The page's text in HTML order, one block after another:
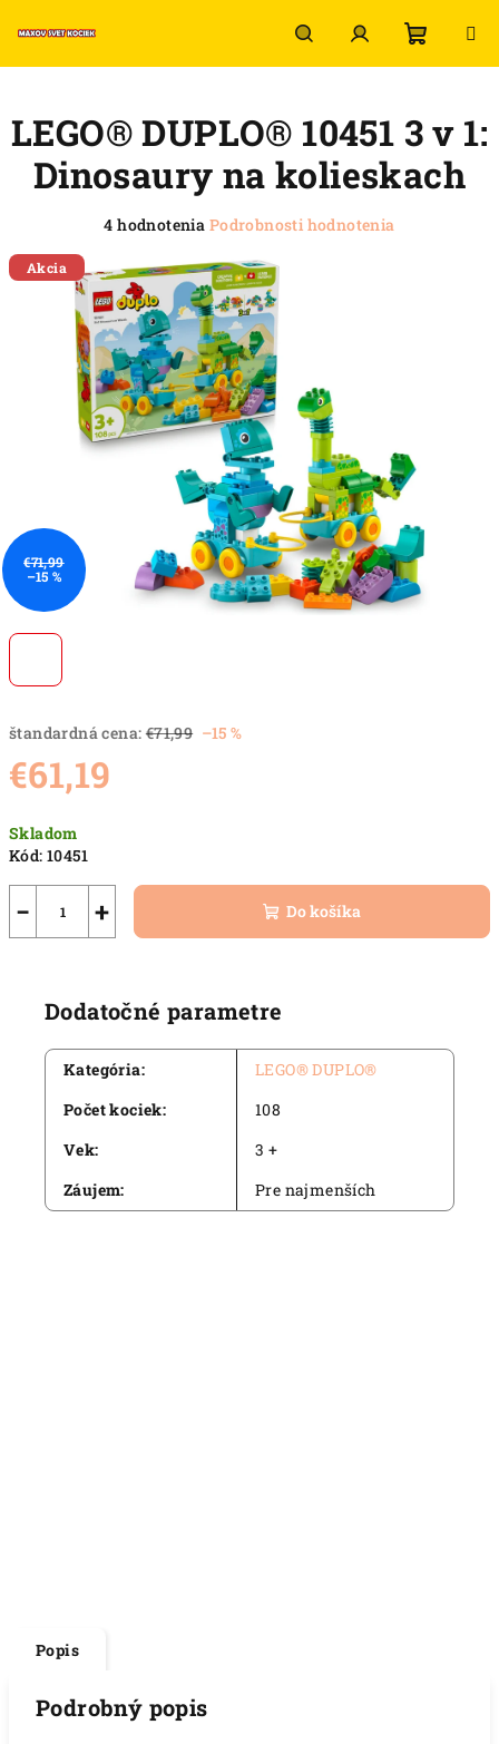
na
HľadaťPrihlásenie
košík
štandardná cena: €71,99 –15 %
€61,19
cena:
Skladom
Kód: 10451
+
− Do košíka
LEGO® DUPLO® 10451 3 v 1:
Dinosaury na kolieskach
Priemerné
produktu
je
5,0
z
5
hviezdičiek.
4 hodnotenia Podrobnosti hodnotenia
Akcia
€71,99
–15 %
Dodatočné parametre
Kategória:
LEGO® DUPLO®
Počet kociek:
108
Vek:
3 +
Záujem: Pre najmenších
Popis
Podrobný popis